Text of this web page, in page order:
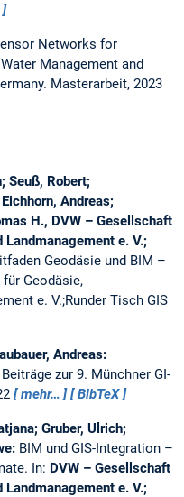
Networks for
Management and
Masterarbeit, 2023
Seuß, Robert;
Andreas;
H., DVW – Gesellschaft
e. V.;
Geodäsie und BIM –
Geodäsie,
e. V.;Runder Tisch GIS
Andreas:
Beiträge zur 9. Münchner GI-
mehr… BibTeX
Gruber, Ulrich;
BIM und GIS-Integration –
In: DVW – Gesellschaft
e. V.;